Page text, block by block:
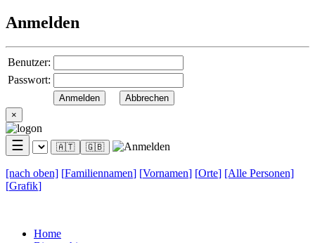
Anmelden
Benutzer:
Passwort:
×
☰ 🇦🇹 🇬🇧
[nach oben] [Familiennamen] [Vornamen] [Orte] [Alle Personen]
[Grafik]
Home